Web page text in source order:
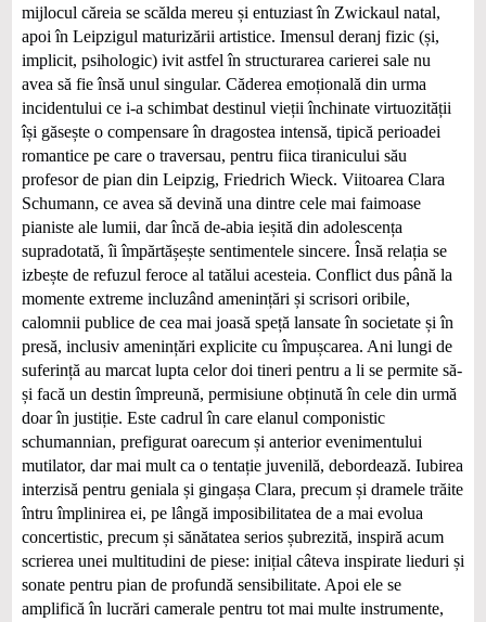
mijlocul căreia se scălda mereu și entuziast în Zwickaul natal,
apoi în Leipzigul maturizării artistice. Imensul deranj fizic (și,
implicit, psihologic) ivit astfel în structurarea carierei sale nu
avea să fie însă unul singular. Căderea emoțională din urma
incidentului ce i-a schimbat destinul vieții închinate virtuozității
își găsește o compensare în dragostea intensă, tipică perioadei
romantice pe care o traversau, pentru fiica tiranicului său
profesor de pian din Leipzig, Friedrich Wieck. Viitoarea Clara
Schumann, ce avea să devină una dintre cele mai faimoase
pianiste ale lumii, dar încă de-abia ieșită din adolescența
supradotată, îi împărtășește sentimentele sincere. Însă relația se
izbește de refuzul feroce al tatălui acesteia. Conflict dus până la
momente extreme incluzând amenințări și scrisori oribile,
calomnii publice de cea mai joasă speță lansate în societate și în
presă, inclusiv amenințări explicite cu împușcarea. Ani lungi de
suferință au marcat lupta celor doi tineri pentru a li se permite să-
și facă un destin împreună, permisiune obținută în cele din urmă
doar în justiție. Este cadrul în care elanul componistic
schumannian, prefigurat oarecum și anterior evenimentului
mutilator, dar mai mult ca o tentație juvenilă, debordează. Iubirea
interzisă pentru geniala și gingașa Clara, precum și dramele trăite
întru împlinirea ei, pe lângă imposibilitatea de a mai evolua
concertistic, precum și sănătatea serios șubrezită, inspiră acum
scrierea unei multitudini de piese: inițial câteva inspirate lieduri și
sonate pentru pian de profundă sensibilitate. Apoi ele se
amplifică în lucrări camerale pentru tot mai multe instrumente,